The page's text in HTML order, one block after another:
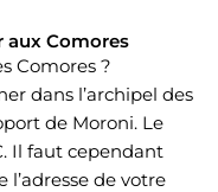
aux Comores
Comores ?
dans l’archipel des
de Moroni. Le
Il faut cependant
de votre